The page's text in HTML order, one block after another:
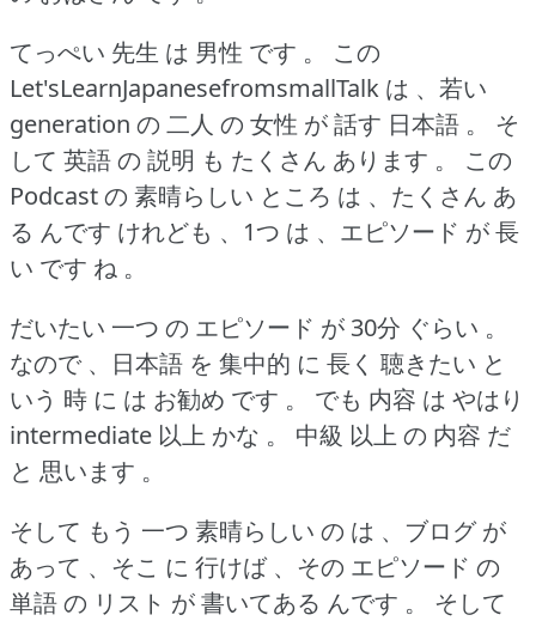
てっぺい 先生 は 男性 です 。
この
Let'sLearnJapanesefromsmallTalk は 、若い
generation の 二人 の 女性 が 話す 日本語 。
そ
して 英語 の 説明 も たくさん あります 。
この
Podcast の 素晴らしい ところ は 、たくさん あ
る んです けれども 、1つ は 、エピソード が 長
い です ね 。
だいたい 一つ の エピソード が 30分 ぐらい 。
なので 、日本語 を 集中的 に 長く 聴きたい と
いう 時 に は お勧め です 。
でも 内容 は やはり
intermediate 以上 かな 。
中級 以上 の 内容 だ
と 思います 。
そして もう 一つ 素晴らしい の は 、ブログ が
あって 、そこ に 行けば 、その エピソード の
単語 の リスト が 書いてある んです 。
そして